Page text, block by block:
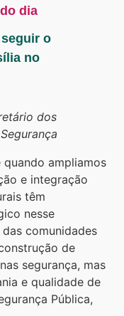
dia
o
no
dos
quando ampliamos
e integração
têm
nesse
comunidades
de
segurança, mas
e qualidade de
Pública,